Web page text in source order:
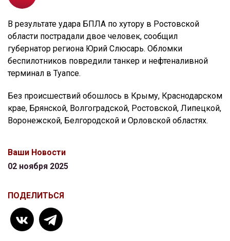
В результате удара БПЛА по хутору в Ростовской
области пострадали двое человек, сообщил
губернатор региона Юрий Слюсарь. Обломки
беспилотников повредили танкер и нефтеналивной
терминал в Туапсе.
Без происшествий обошлось в Крыму, Краснодарском
крае, Брянской, Волгоградской, Ростовской, Липецкой,
Воронежской, Белгородской и Орловской областях.
Ваши Новости
02 ноября 2025
ПОДЕЛИТЬСЯ